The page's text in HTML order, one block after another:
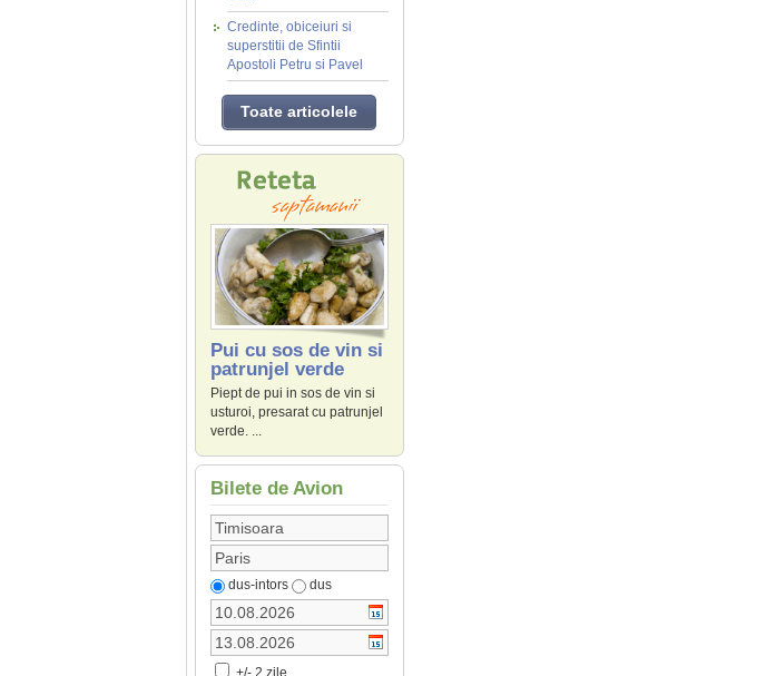
Credinte, obiceiuri si
superstitii de Sfintii
Apostoli Petru si Pavel
Toate articolele
Pui cu sos de vin si
patrunjel verde
Piept de pui in sos de vin si
usturoi, presarat cu patrunjel
verde. ...
Bilete de Avion
dus-intors dus